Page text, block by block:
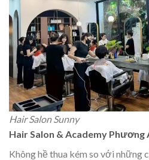
Hair Salon Sunny
Hair Salon & Academy Phương
Không hề thua kém so với những